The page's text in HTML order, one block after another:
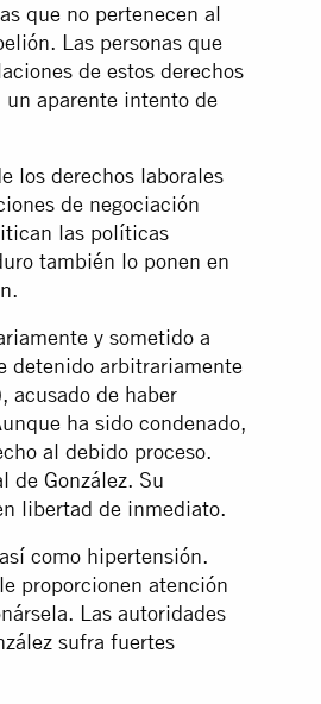
que no pertenecen al
Las personas que
de estos derechos
un aparente intento de
los derechos laborales
de negociación
las políticas
también lo ponen en
y sometido a
detenido arbitrariamente
acusado de haber
ha sido condenado,
al debido proceso.
de González. Su
libertad de inmediato.
como hipertensión.
proporcionen atención
Las autoridades
sufra fuertes